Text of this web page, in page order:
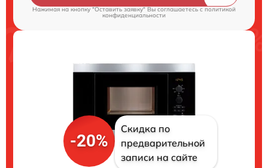
Нажимая на кнопку "Оставить заявку" Вы соглашаетесь cполитикой
конфиденциальности
-20%
Скидка по
предварительной
записи на сайте